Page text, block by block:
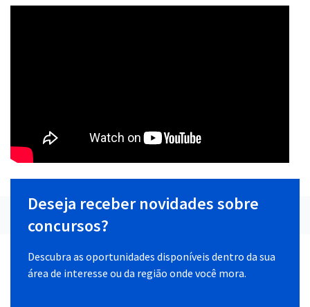
Deseja receber novidades sobre
concursos?
Descubra as oportunidades disponíveis dentro da sua
área de interesse ou da região onde você mora.